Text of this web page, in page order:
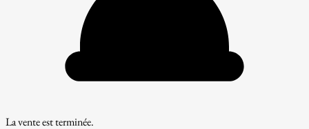
La vente est terminée.